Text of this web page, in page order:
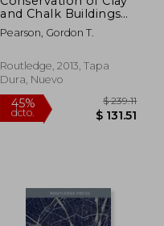
and Chalk Buildings
(en Inglés)
Pearson, Gordon T.
Routledge, 2013, Tapa
Dura, Nuevo